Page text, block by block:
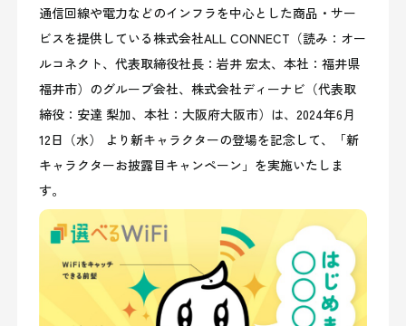
通信回線や電力などのインフラを中心とした商品・サー
ビスを提供している株式会社ALL CONNECT（読み：オー
ルコネクト、代表取締役社長：岩井 宏太、本社：福井県
福井市）のグループ会社、株式会社ディーナビ（代表取
締役：安達 梨加、本社：大阪府大阪市）は、2024年6月
12日（水） より新キャラクターの登場を記念して、「新
キャラクターお披露目キャンペーン」を実施いたしま
す。